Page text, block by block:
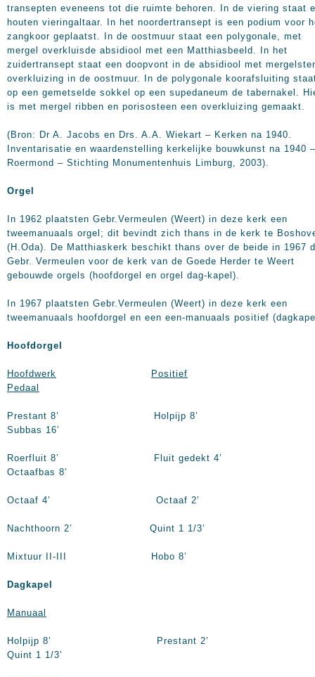
transepten eveneens tot die ruimte behoren. In de viering staat
houten vieringaltaar. In het noordertransept is een podium voor
zangkoor geplaatst. In de oostmuur staat een polygonale, met
mergel overkluisde absidiool met een Matthiasbeeld. In het
zuidertransept staat een doopvont in de absidiool met
overkluizing in de oostmuur. In de polygonale koorafsluiting
op een gemetselde sokkel op een supedaneum de tabernakel.
is met mergel ribben en porisosteen een overkluizing gemaakt.
(Bron: Dr A. Jacobs en Drs. A.A. Wiekart – Kerken na 1940.
Inventarisatie en waardenstelling kerkelijke bouwkunst na 1940 –
Roermond – Stichting Monumentenhuis Limburg, 2003).
Orgel
In 1962 plaatsten Gebr.Vermeulen (Weert) in deze kerk een
tweemanuaals orgel; dit bevindt zich thans in de kerk te
(H.Oda). De Matthiaskerk beschikt thans over de beide in 1967
Gebr. Vermeulen voor de kerk van de Goede Herder te Weert
gebouwde orgels (hoofdorgel en orgel dag-kapel).
In 1967 plaatsten Gebr.Vermeulen (Weert) in deze kerk een
tweemanuaals hoofdorgel en een een-manuaals positief
Hoofdorgel
Hoofdwerk
Positief
Pedaal
Prestant 8’ Holpijp 8’
Subbas 16’
Roerfluit 8’ Fluit gedekt 4’
Octaafbas 8’
Octaaf 4’ Octaaf 2’
Nachthoorn 2’ Quint 1 1/3’
Mixtuur II-III Hobo 8’
Dagkapel
Manuaal
Holpijp 8’ Prestant 2’
Quint 1 1/3’